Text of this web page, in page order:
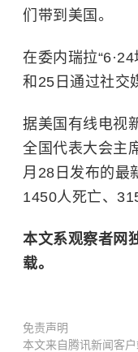
们带到美国。
在委内瑞拉
和25日通过社交
据美国有线电视
全国代表大会主
月28日发布的最
1450人死亡、
本文系观察者网
载。
免责声明
本文来自腾讯新闻客